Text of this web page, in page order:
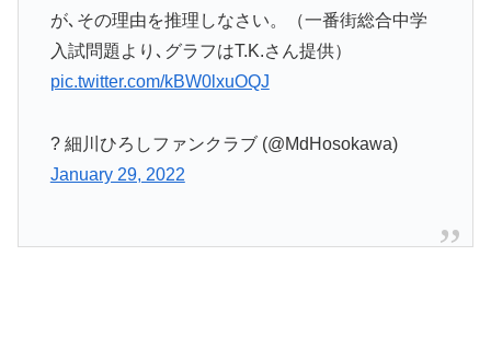
が､その理由を推理しなさい。（一番街総合中学
入試問題より､グラフはT.K.さん提供）
pic.twitter.com/kBW0lxuOQJ
? 細川ひろしファンクラブ (@MdHosokawa)
January 29, 2022